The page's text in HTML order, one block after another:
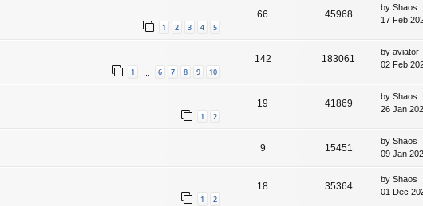
1 2 3 4 5
66 45968
by Shaos
17 Feb
1 6 7 8 9 10
142 183061
by aviator
02 Feb
1 2
19 41869
by Shaos
26 Jan
9 15451
by Shaos
09 Jan
1 2
18 35364
by Shaos
01 Dec